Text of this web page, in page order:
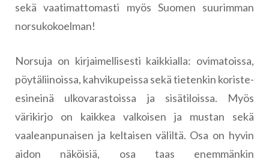
sekä vaatimattomasti myös Suomen suurimman
norsukokoelman!
Norsuja on kirjaimellisesti kaikkialla: ovimatoissa,
pöytäliinoissa, kahvikupeissa sekä tietenkin koriste-
esineinä ulkovarastoissa ja sisätiloissa. Myös
värikirjo on kaikkea valkoisen ja mustan sekä
vaaleanpunaisen ja keltaisen väliltä. Osa on hyvin
aidon näköisiä, osa taas enemmänkin